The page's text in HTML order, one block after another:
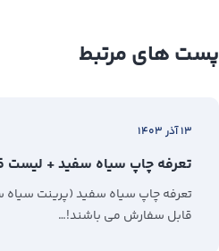
پست های مرتبط
۱۳ آذر ۱۴۰۳
تعرفه چاپ سیاه سفید + لیست
تعرفه چاپ سیاه سفید (پرینت سیاه
قابل سفارش می باشند!…